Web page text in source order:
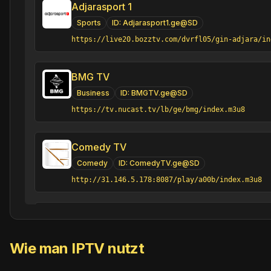
Adjarasport 1
Sports ID: Adjarasport1.ge@SD
https://live20.bozztv.com/dvrfl05/gin-adjara/
BMG TV
Business ID: BMGTV.ge@SD
https://tv.nucast.tv/lb/ge/bmg/index.m3u8
Comedy TV
Comedy ID: ComedyTV.ge@SD
http://31.146.5.178:8087/play/a00b/index.m3u8
Ertsulovneba
https://stream.sstv.ge/live/sstv/playlist.m3u8
Wie man IPTV nutzt